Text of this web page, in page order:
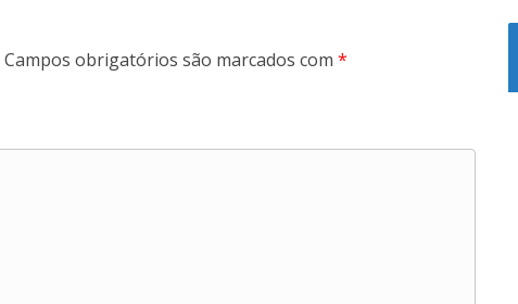
Campos obrigatórios são marcados com *